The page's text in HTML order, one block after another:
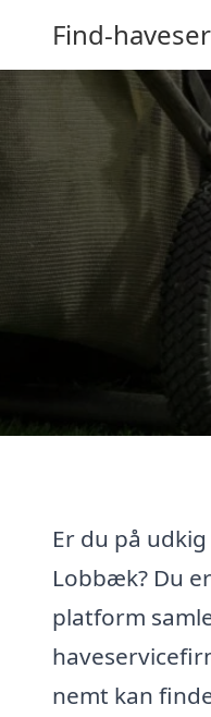
Find-
Er du på
Lobbæk? Du
platform
nemt kan